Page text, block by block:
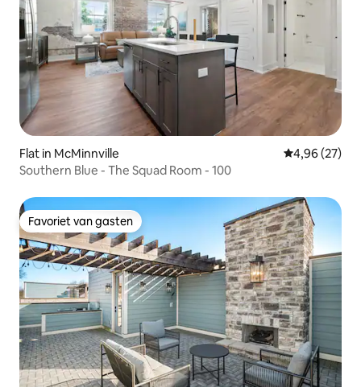
Flat in McMinnville Gemiddelde
4,96 (27)
Southern Blue - The Squad Room - 100
Favoriet van gasten
Favoriet van gasten